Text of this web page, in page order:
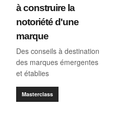
à construire la
notoriété d'une
marque
Des conseils à destination
des marques émergentes
et établies
Masterclass